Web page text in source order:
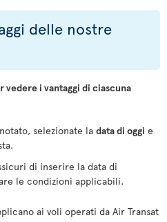
delle nostre
vedere i vantaggi di ciascuna
selezionate la data di oggi e
di inserire la data di
le condizioni applicabili.
ai voli operati da Air Transat